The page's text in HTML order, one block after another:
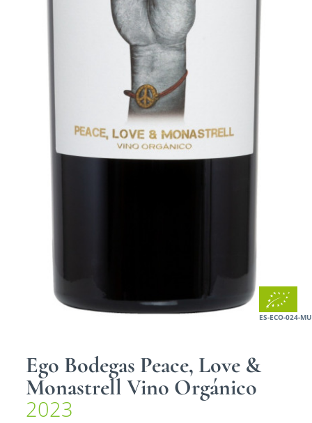
ES-ECO-024-MU
Ego Bodegas Peace, Love &
Monastrell Vino Orgánico
2023